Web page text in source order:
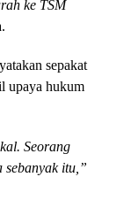
ke TSM
sepakat
upaya hukum
Seorang
sebanyak itu,”